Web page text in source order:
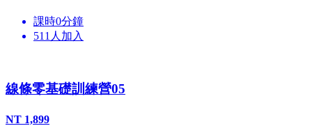
課時0分鐘
511 人加入
線條零基礎訓練營05
NT 1,899